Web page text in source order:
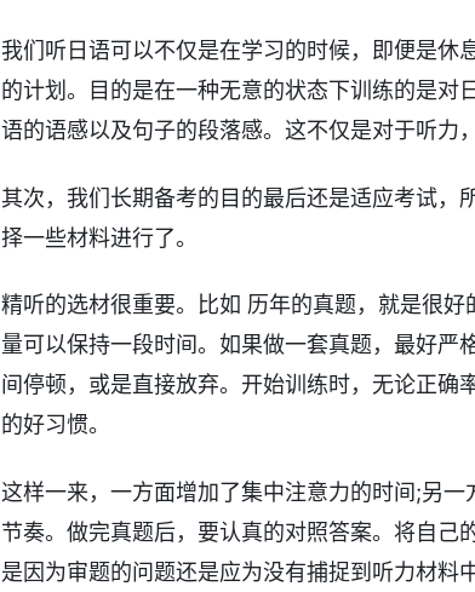
我们听日语可以不仅是在学习的时候，即便是休
的计划。目的是在一种无意的状态下训练的是对
语的语感以及句子的段落感。这不仅是对于听力
其次，我们长期备考的目的最后还是适应考试，
择一些材料进行了。
精听的选材很重要。比如 历年的真题，就是很
量可以保持一段时间。如果做一套真题，最好严
间停顿，或是直接放弃。开始训练时，无论正确
的好习惯。
这样一来，一方面增加了集中注意力的时间;另
节奏。做完真题后，要认真的对照答案。将自己
是因为审题的问题还是应为没有捕捉到听力材料